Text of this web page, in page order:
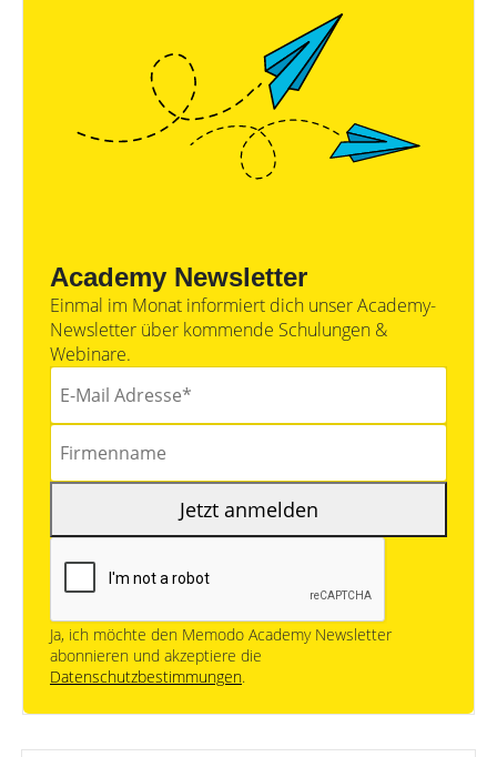
Academy Newsletter
Einmal im Monat informiert dich unser Academy-
Newsletter über kommende Schulungen &
Webinare.
Jetzt anmelden
Ja, ich möchte den Memodo Academy Newsletter
abonnieren und akzeptiere die
Datenschutzbestimmungen.